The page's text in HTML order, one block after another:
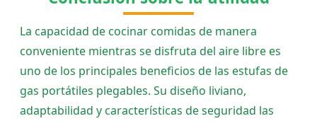
La capacidad de cocinar comidas de manera
conveniente mientras se disfruta del aire libre es
uno de los principales beneficios de las estufas de
gas portátiles plegables. Su diseño liviano,
adaptabilidad y características de seguridad las